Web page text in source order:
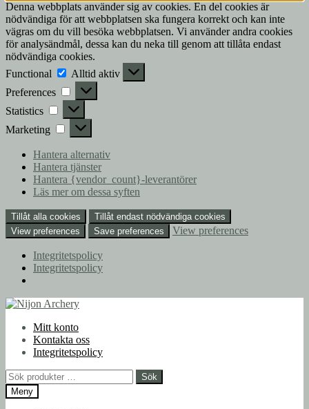
Denna webbplats använder sig av cookies. En del cookies är
nödvändiga för att webbplatsen ska fungera korrekt och kan inte
vägras om du vill besöka webbplatsen. Vi använder andra cookies
för analysändmål, dessa kan du neka till genom att tillåta endast
nödvändiga cookies.
Functional
Functional
Alltid aktiv
Preferences
Preferences
Statistics Statistics
Marketing Marketing
Hantera alternativ
Hantera tjänster
Hantera {vendor_count}-leverantörer
Läs mer om dessa syften
Tillåt alla cookies
Tillåt endast nödvändiga cookies
View preferences
Save preferences View preferences
Integritetspolicy
Integritetspolicy
Hoppa
navigering
Hoppa
innehållMitt konto
Kontakta oss
Integritetspolicy
Sök
efter:
Sök
Meny